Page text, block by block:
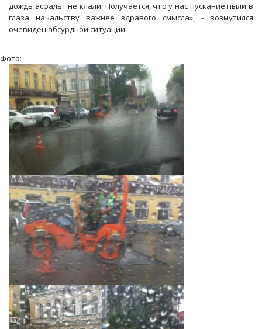
дождь асфальт не клали. Получается, что у нас пускание пыли в
глаза начальству важнее здравого смысла», - возмутился
очевидец абсурдной ситуации.
Фото: